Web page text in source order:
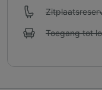
Toegang tot